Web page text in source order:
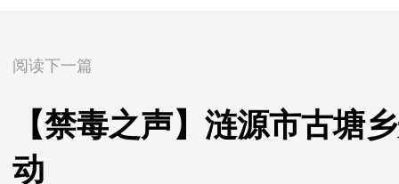
阅读下一篇
【禁毒之声】涟源市古塘
动